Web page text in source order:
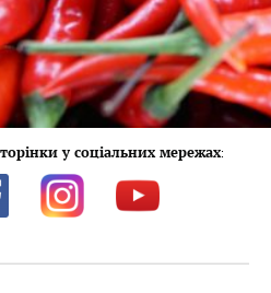
у соціальних мережах: